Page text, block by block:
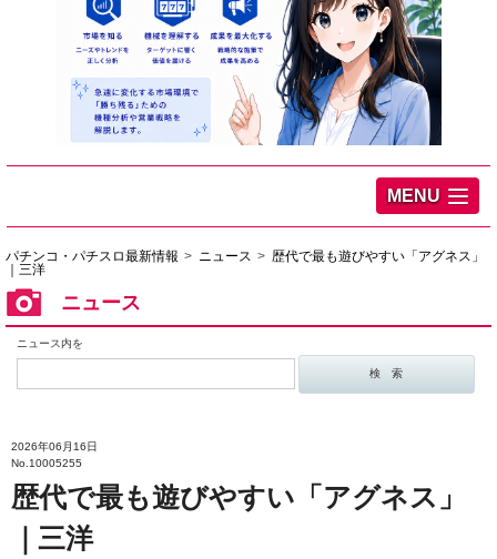
MENU
パチンコ・パチスロ最新情報 ニュース
歴代で最も遊びやすい「アグネス」
｜三洋
ニュース
ニュース内を
2026年06月16日
No.10005255
歴代で最も遊びやすい「アグネス」
｜三洋